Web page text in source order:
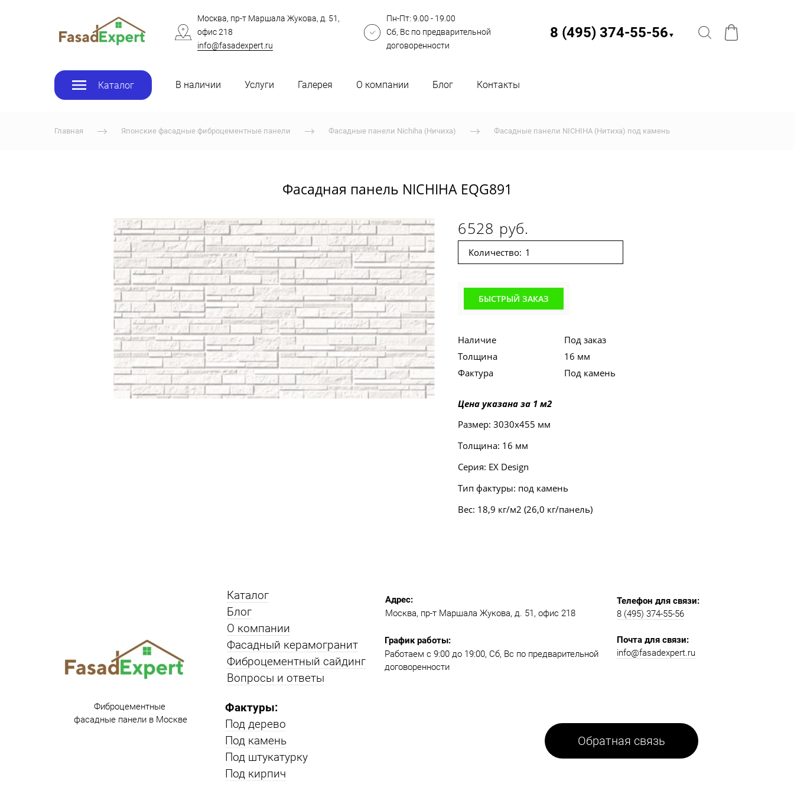
Москва, пр-т Маршала Жукова, д. 51,
офис 218
info@fasadexpert.ru
Пн-Пт: 9.00 - 19.00
Сб, Вс по предварительной
договоренности
8 (495) 374-55-56​ ▼
Каталог В наличии Услуги Галерея О компании Блог Контакты
Главная Японские фасадные фиброцементные панели Фасадные панели Nichiha (Ничиха) Фасадные панели NICHIHA (Нитиха) под камень
Фасадная панель NICHIHA EQG891
6528 руб.
Количество:
БЫСТРЫЙ ЗАКАЗ
Наличие
Под заказ
Толщина
16 мм
Фактура
Под камень
Цена указана за 1 м2
Размер: 3030х455 мм
Толщина: 16 мм
Серия: EX Design
Тип фактуры: под камень
Вес: 18,9 кг/м2 (26,0 кг/панель)
Фактуры:
Под дерево
Под камень
Под штукатурку
Под кирпич
Работаем с 9:00 до 19:00​, Сб, Вс по предварительной
договоренности
Москва, пр-т Маршала Жукова, д. 51, офис 218​​
Каталог
Блог
О компании
Фасадный керамогранит
Фиброцементный сайдинг
Вопросы и ответы
Адрес:
График работы:
Телефон для связи:
8 (495) 374-55-56​
Почта для связи:
info@fasadexpert.ru
Обратная связь
Фиброцементные
фасадные панели в Москве